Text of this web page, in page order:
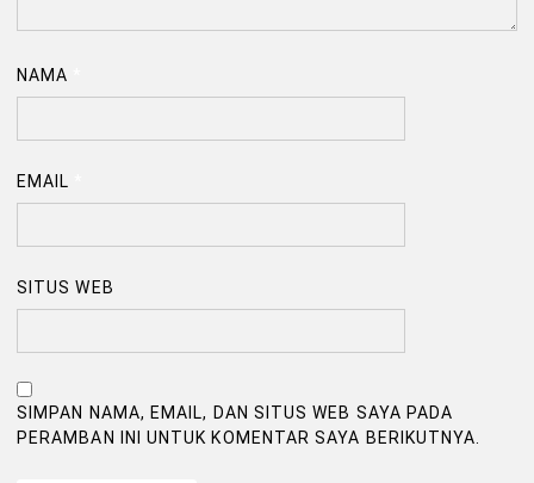
NAMA
EMAIL
SITUS WEB
SIMPAN NAMA, EMAIL, DAN SITUS WEB SAYA PADA
PERAMBAN INI UNTUK KOMENTAR SAYA BERIKUTNYA.